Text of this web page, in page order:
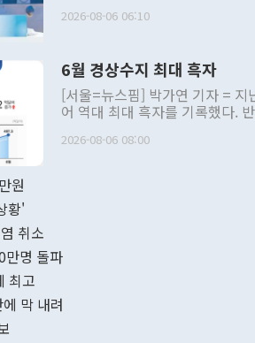
발언 중에는 정부 내 조율을 거치
주의적 희망에 근거한 비현실적
관의 대북 정책 관련 발언이 물
관 부처 장관이 공개적으로 부
관의 무리한 대북 접근법과 월권
다. [정동영 통일부 장관이 지난달 23일 오후 서울 종로구 정부서울청사에
무너졌다고도 했다. 또 "현 시점
함께 4자 대화의 동력을 확보하
2026-08-06 06:10
6월 경상수지 최대 흑자
[서울=뉴스핌] 박가연 기자 = 지
어 역대 최대 흑자를 기록했다.
료=한국은행] 한국은행이 6일 발표한 '2026년 6월 국제수지(잠정)'에 따르
며 월간 기준 처음으로 1000억
196.9% 급증했고 컴퓨터·주변
수출은 160.4% 늘었으며 비IT
2026-08-06 08:00
원
황'
취소
만명 돌파
최고
막 내려